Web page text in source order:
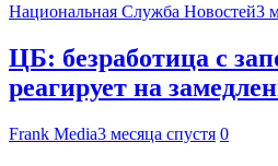
Национальная Служба Новостей3
ЦБ: безработица с
реагирует на
Frank Media3 месяца спустя 0